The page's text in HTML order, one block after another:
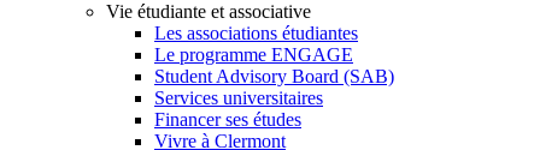
Vie étudiante et associative
Les associations étudiantes
Le programme ENGAGE
Student Advisory Board (SAB)
Services universitaires
Financer ses études
Vivre à Clermont